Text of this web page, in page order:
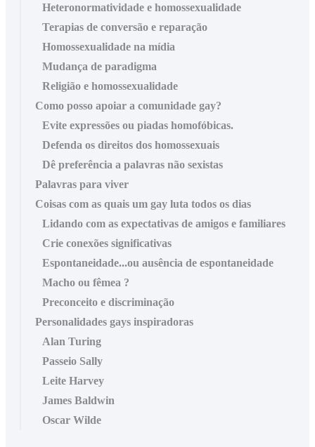
Heteronormatividade e homossexualidade
Terapias de conversão e reparação
Homossexualidade na mídia
Mudança de paradigma
Religião e homossexualidade
Como posso apoiar a comunidade gay?
Evite expressões ou piadas homofóbicas.
Defenda os direitos dos homossexuais
Dê preferência a palavras não sexistas
Palavras para viver
Coisas com as quais um gay luta todos os dias
Lidando com as expectativas de amigos e familiares
Crie conexões significativas
Espontaneidade...ou ausência de espontaneidade
Macho ou fêmea ?
Preconceito e discriminação
Personalidades gays inspiradoras
Alan Turing
Passeio Sally
Leite Harvey
James Baldwin
Oscar Wilde